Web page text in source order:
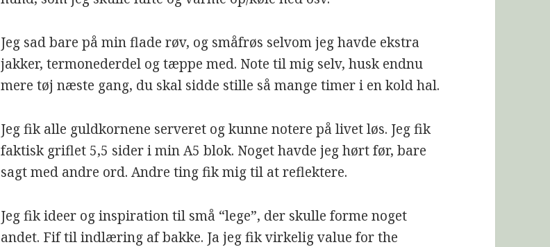
Jeg sad bare på min flade røv, og småfrøs selvom jeg havde ekstra
jakker, termonederdel og tæppe med. Note til mig selv, husk endnu
mere tøj næste gang, du skal sidde stille så mange timer i en kold hal.
Jeg fik alle guldkornene serveret og kunne notere på livet løs. Jeg fik
faktisk griflet 5,5 sider i min A5 blok. Noget havde jeg hørt før, bare
sagt med andre ord. Andre ting fik mig til at reflektere.
Jeg fik ideer og inspiration til små “lege”, der skulle forme noget
andet. Fif til indlæring af bakke. Ja jeg fik virkelig value for the